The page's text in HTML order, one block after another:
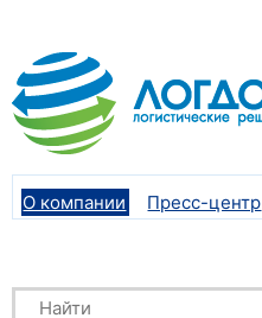
О компании Пресс-центр